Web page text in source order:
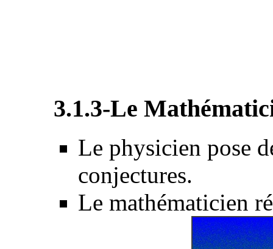
3.1.3-Le
Le physicien pose
conjectures.
Le mathématicien